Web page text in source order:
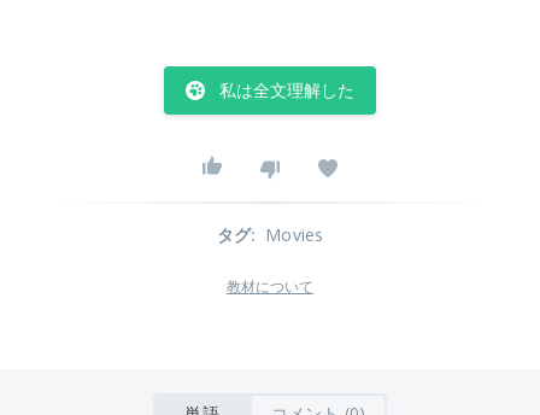
私は全文理解した
タグ: Movies
教材について